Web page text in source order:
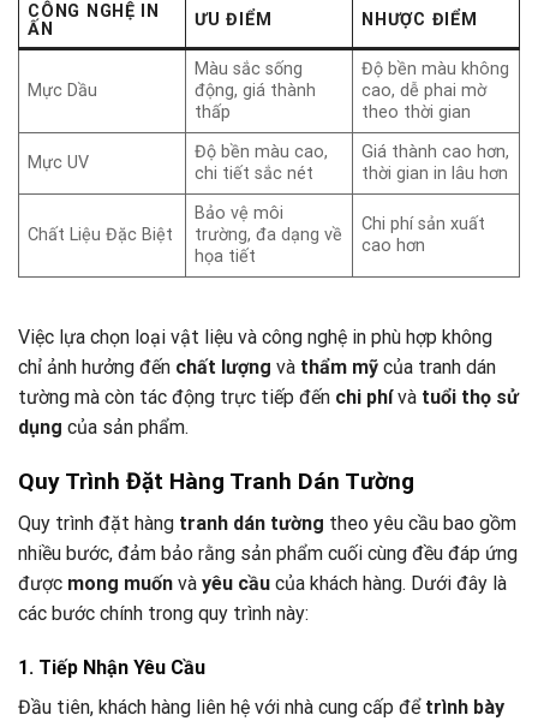
CÔNG NGHỆ IN
ẤN
ƯU ĐIỂM NHƯỢC ĐIỂM
Mực Dầu
Màu sắc sống
động, giá thành
thấp
Độ bền màu không
cao, dễ phai mờ
theo thời gian
Mực UV
Độ bền màu cao,
chi tiết sắc nét
Giá thành cao hơn,
thời gian in lâu hơn
Chất Liệu Đặc Biệt
Bảo vệ môi
trường, đa dạng về
họa tiết
Chi phí sản xuất
cao hơn
Việc lựa chọn loại vật liệu và công nghệ in phù hợp không
chỉ ảnh hưởng đến chất lượng và thẩm mỹ của tranh dán
tường mà còn tác động trực tiếp đến chi phívà tuổi thọ sử
dụng của sản phẩm.
Quy Trình Đặt Hàng Tranh Dán Tường
Quy trình đặt hàng tranh dán tường theo yêu cầu bao gồm
nhiều bước, đảm bảo rằng sản phẩm cuối cùng đều đáp ứng
được mong muốn và yêu cầu của khách hàng. Dưới đây là
các bước chính trong quy trình này:
1. Tiếp Nhận Yêu Cầu
Đầu tiên, khách hàng liên hệ với nhà cung cấp để trình bày